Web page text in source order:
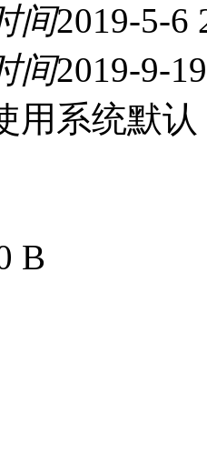
间2019-5-6
间2019-9-
用系统默认
B